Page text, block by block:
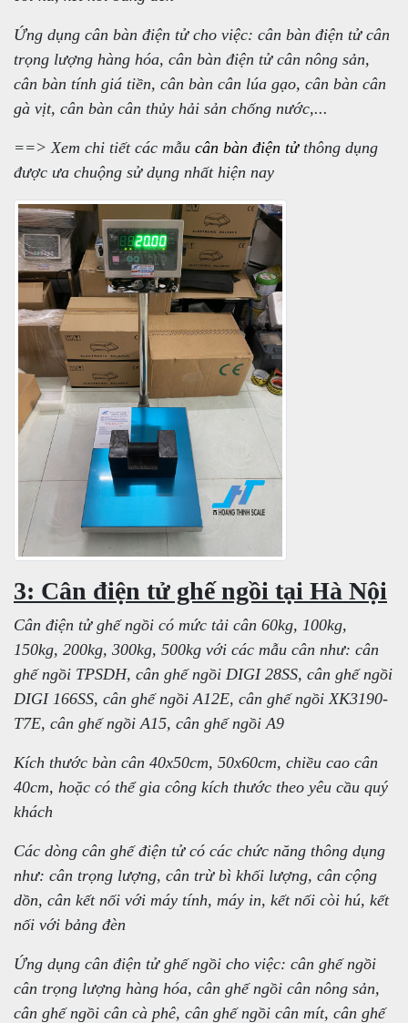
Ứng dụng cân bàn điện tử cho việc: cân bàn điện tử cân
trọng lượng hàng hóa, cân bàn điện tử cân nông sản,
cân bàn tính giá tiền, cân bàn cân lúa gạo, cân bàn cân
gà vịt, cân bàn cân thủy hải sản chống nước,...
==> Xem chi tiết các mẫu cân bàn điện tửthông dụng
được ưa chuộng sử dụng nhất hiện nay
3: Cân điện tử ghế ngồi tại Hà Nội
Cân điện tử ghế ngồi có mức tải cân 60kg, 100kg,
150kg, 200kg, 300kg, 500kg với các mẫu cân như: cân
ghế ngồi TPSDH, cân ghế ngồi DIGI 28SS, cân ghế ngồi
DIGI 166SS, cân ghế ngồi A12E, cân ghế ngồi XK3190-
T7E, cân ghế ngồi A15, cân ghế ngồi A9
Kích thước bàn cân 40x50cm, 50x60cm, chiều cao cân
40cm, hoặc có thể gia công kích thước theo yêu cầu quý
khách
Các dòng cân ghế điện tử có các chức năng thông dụng
như: cân trọng lượng, cân trừ bì khối lượng, cân cộng
dồn, cân kết nối với máy tính, máy in, kết nối còi hú, kết
nối với bảng đèn
Ứng dụng cân điện tử ghế ngồi cho việc: cân ghế ngồi
cân trọng lượng hàng hóa, cân ghế ngồi cân nông sản,
cân ghế ngồi cân cà phê, cân ghế ngồi cân mít, cân ghế